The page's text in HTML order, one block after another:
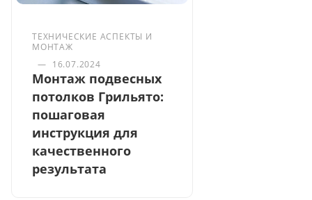
ТЕХНИЧЕСКИЕ АСПЕКТЫ И
МОНТАЖ
— 16.07.2024
Монтаж подвесных
потолков Грильято:
пошаговая
инструкция для
качественного
результата